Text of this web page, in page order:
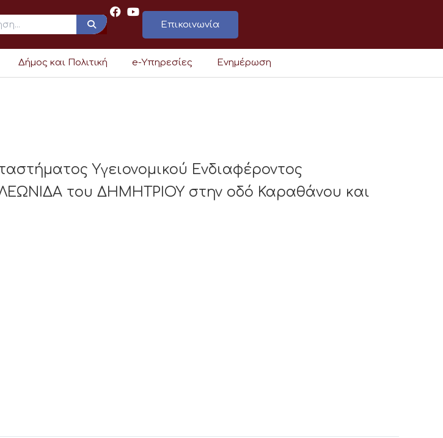
Επικοινωνία
Δήμος και Πολιτική e-Υπηρεσίες Ενημέρωση
Υγειονομικού Ενδιαφέροντος
του ΔΗΜΗΤΡΙΟΥ στην οδό Καραθάνου και